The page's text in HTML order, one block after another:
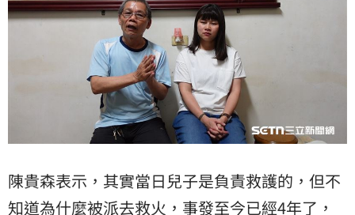
陳貴森表示，其實當日兒子是負責救護的，但不
知道為什麼被派去救火，事發至今已經4年了，